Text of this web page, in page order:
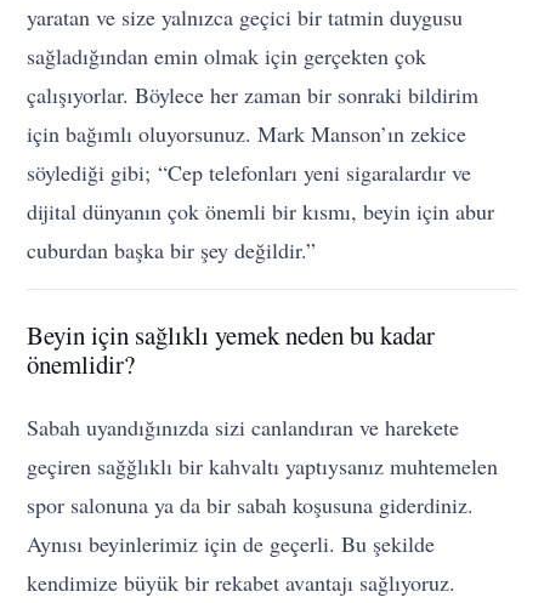
yaratan ve size yalnızca geçici bir tatmin duygusu
sağladığından emin olmak için gerçekten çok
çalışıyorlar. Böylece her zaman bir sonraki bildirim
için bağımlı oluyorsunuz. Mark Manson’ın zekice
söylediği gibi; “Cep telefonları yeni sigaralardır ve
dijital dünyanın çok önemli bir kısmı, beyin için abur
cuburdan başka bir şey değildir.”
Beyin için sağlıklı yemek neden bu kadar
önemlidir?
Sabah uyandığınızda sizi canlandıran ve harekete
geçiren sağğlıklı bir kahvaltı yaptıysanız muhtemelen
spor salonuna ya da bir sabah koşusuna giderdiniz.
Aynısı beyinlerimiz için de geçerli. Bu şekilde
kendimize büyük bir rekabet avantajı sağlıyoruz.